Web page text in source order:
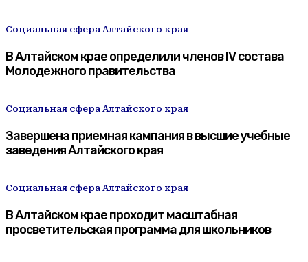
Социальная сфера Алтайского края
В Алтайском крае определили членов IV состава
Молодежного правительства
Социальная сфера Алтайского края
Завершена приемная кампания в высшие учебные
заведения Алтайского края
Социальная сфера Алтайского края
В Алтайском крае проходит масштабная
просветительская программа для школьников